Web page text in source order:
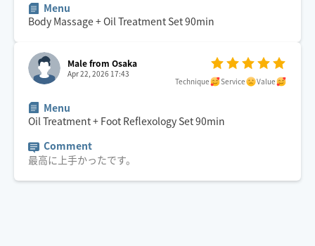
Menu
Body Massage + Oil Treatment Set90min
Male from Osaka
Apr 22, 2026 17:43
Technique Service Value
Menu
Oil Treatment + Foot Reflexology Set90min
Comment
最高に上手かったです。